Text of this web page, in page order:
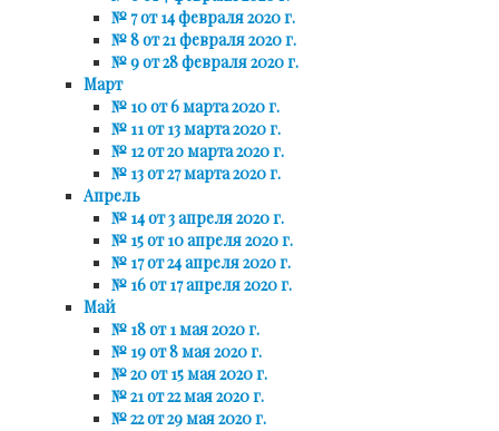
№ 7 от 14 февраля 2020 г.
№ 8 от 21 февраля 2020 г.
№ 9 от 28 февраля 2020 г.
Март
№ 10 от 6 марта 2020 г.
№ 11 от 13 марта 2020 г.
№ 12 от 20 марта 2020 г.
№ 13 от 27 марта 2020 г.
Апрель
№ 14 от 3 апреля 2020 г.
№ 15 от 10 апреля 2020 г.
№ 17 от 24 апреля 2020 г.
№ 16 от 17 апреля 2020 г.
Май
№ 18 от 1 мая 2020 г.
№ 19 от 8 мая 2020 г.
№ 20 от 15 мая 2020 г.
№ 21 от 22 мая 2020 г.
№ 22 от 29 мая 2020 г.